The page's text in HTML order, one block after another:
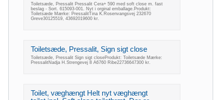
Toiletsæde, Pressalit Pressalit Cera+ 590 med soft close m. fast
beslag - Sort. 615093-001. Nyt i orginal emballage.Produkt:
Toiletsæde Mærke: PressalitTina K.Rosenvangsvej 232670
Greve30125519, 43692019600 kr.
Toiletsæde, Pressalit, Sign sigt close
Toiletsæde, Pressalit Sign sigt closeProdukt: Toiletsæde Mærke:
PressalitNadja H.Strengevej 8 A6760 Ribe22736647300 kr.
Toilet, væghængt Helt nyt væghængt